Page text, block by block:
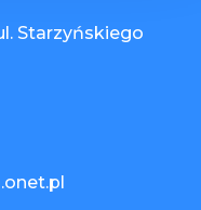
Starzyńskiego